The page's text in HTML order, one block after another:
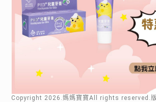
Copyright 2026 .媽媽寶寶All rights reserved.